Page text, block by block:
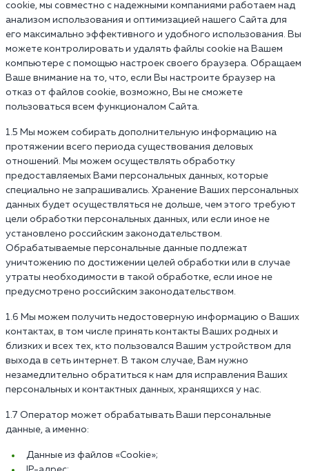
cookie, мы совместно с надежными компаниями работаем над
анализом использования и оптимизацией нашего Сайта для
его максимально эффективного и удобного использования. Вы
можете контролировать и удалять файлы cookie на Вашем
компьютере с помощью настроек своего браузера. Обращаем
Ваше внимание на то, что, если Вы настроите браузер на
отказ от файлов cookie, возможно, Вы не сможете
пользоваться всем функционалом Сайта.
1.5 Мы можем собирать дополнительную информацию на
протяжении всего периода существования деловых
отношений. Мы можем осуществлять обработку
предоставляемых Вами персональных данных, которые
специально не запрашивались. Хранение Ваших персональных
данных будет осуществляться не дольше, чем этого требуют
цели обработки персональных данных, или если иное не
установлено российским законодательством.
Обрабатываемые персональные данные подлежат
уничтожению по достижении целей обработки или в случае
утраты необходимости в такой обработке, если иное не
предусмотрено российским законодательством.
1.6 Мы можем получить недостоверную информацию о Ваших
контактах, в том числе принять контакты Ваших родных и
близких и всех тех, кто пользовался Вашим устройством для
выхода в сеть интернет. В таком случае, Вам нужно
незамедлительно обратиться к нам для исправления Ваших
персональных и контактных данных, хранящихся у нас.
1.7 Оператор может обрабатывать Ваши персональные
данные, а именно:
Данные из файлов «Cookie»;